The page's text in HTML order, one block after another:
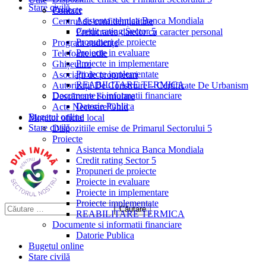
Stare civilă
Proiecte
Asistenta tehnica Banca Mondiala
Credit rating Sector 5
Propuneri de proiecte
Proiecte in evaluare
Proiecte in implementare
Proiecte implementate
REABILITARE TERMICA
Documente si informatii financiare
Datorie Publica
Bugetul online
Stare civilă
Contact
Centrul de confidențialitate
Prelucrarea datelor cu caracter personal
Program audiențe
Telefoane utile
Ghișeul.ro
Asociații de proprietari
Autorizații De Construire – Certificate De Urbanism
Descărcare Formulare
Acte Necesare/Ghid
Monitor oficial local
Dispozitiile emise de Primarul Sectorului 5
Proiecte
Asistenta tehnica Banca Mondiala
Credit rating Sector 5
Propuneri de proiecte
Proiecte in evaluare
Proiecte in implementare
Proiecte implementate
REABILITARE TERMICA
Documente si informatii financiare
Datorie Publica
Bugetul online
Stare civilă